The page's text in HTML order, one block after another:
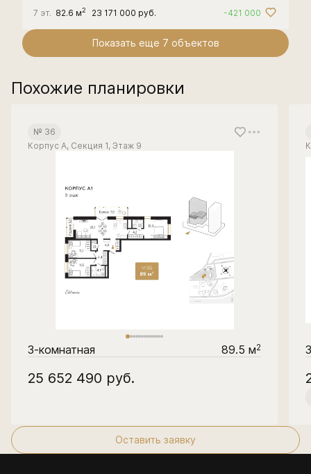
7 эт. 82.6 м2 23 171 000 руб. -421 000
Показать еще 7 объектов
Похожие планировки
№ 36
Корпус А, Секция 1, Этаж 9
3-комнатная 89.5 м2
25 652 490 руб.
Оставить заявку